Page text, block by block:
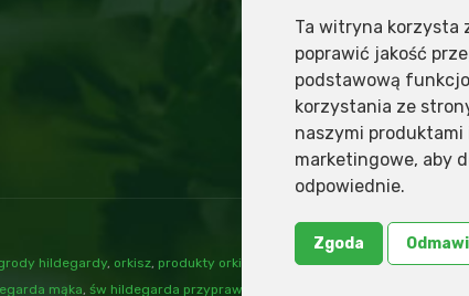
Ta witryna korzysta
poprawić jakość
podstawową
korzystania ze
naszymi produktami
marketingowe, aby
odpowiednie.
Zgoda
Informacja o
hildegardy, orkisz, produkty orkiszowe przepisy św hildegardy,
mąka, św hildegarda przyprawy